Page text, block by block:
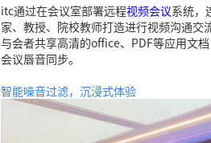
itc通过在会议室部署远程视频会议系统，
家、教授、院校教师打造进行视频沟通
与会者共享高清的office、PDF等应用文
会议唇音同步。
智能噪音过滤，沉浸式体验